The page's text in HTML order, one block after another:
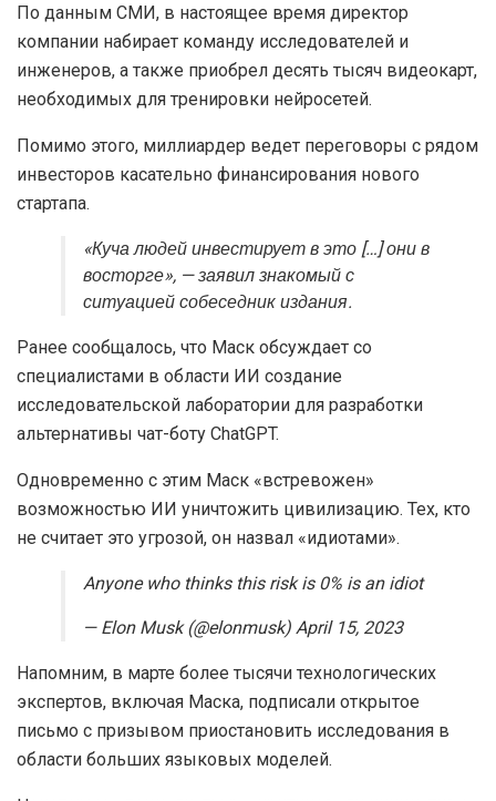
По данным СМИ, в настоящее время директор
компании набирает команду исследователей и
инженеров, а также приобрел десять тысяч видеокарт,
необходимых для тренировки нейросетей.
Помимо этого, миллиардер ведет переговоры с рядом
инвесторов касательно финансирования нового
стартапа.
«Куча людей инвестирует в это […] они в
восторге», — заявил знакомый с
ситуацией собеседник издания.
Ранее сообщалось, что Маск обсуждает со
специалистами в области ИИ создание
исследовательской лаборатории для разработки
альтернативы чат-боту ChatGPT.
Одновременно с этим Маск «встревожен»
возможностью ИИ уничтожить цивилизацию. Тех, кто
не считает это угрозой, он назвал «идиотами».
Anyone who thinks this risk is 0% is an idiot
— Elon Musk (@elonmusk) April 15, 2023
Напомним, в марте более тысячи технологических
экспертов, включая Маска, подписали открытое
письмо с призывом приостановить исследования в
области больших языковых моделей.